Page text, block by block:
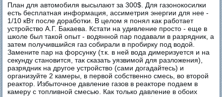
План для автомобиля высылают за 300$. Для газонокосилки
есть бесплатная информация, ассиметрия энергии для нее -
1/10 кВт после доработки. В целом я понял как работает
устройство А.Г. Бакаева. Кстати на удивление просто - еще в
школе был такой опыт - водянной пар подавали в разрядник, а
затем получившийся газ собирали в пробирку под водой.
Замените пар на форсунку (т.к. в ней вода димеризуется и на
секунду становится, так сказать уязвимой для разложения),
разрядник на другое устройство (сами догадайтесь) и
организуйте 2 камеры, в первой собственно смесь, во второй
реактор. Избыточное давление газов в реакторе подаем в
камеру с топливной смесью. Как только давление в обоих